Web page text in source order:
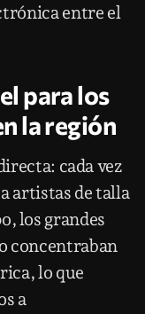
entre el
para los
la región
cada vez
artistas de talla
los grandes
concentraban
lo que
a